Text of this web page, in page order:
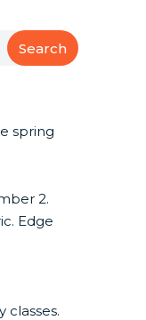
Search
spring
2.
Edge